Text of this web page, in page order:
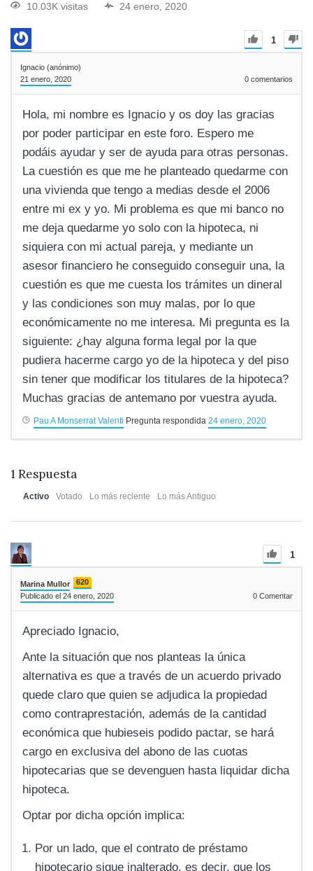
10.03K visitas 24 enero, 2020
1
Ignacio (anónimo)
21 enero, 2020
0 comentarios
Hola, mi nombre es Ignacio y os doy las gracias
por poder participar en este foro. Espero me
podáis ayudar y ser de ayuda para otras personas.
La cuestión es que me he planteado quedarme con
una vivienda que tengo a medias desde el 2006
entre mi ex y yo. Mi problema es que mi banco no
me deja quedarme yo solo con la hipoteca, ni
siquiera con mi actual pareja, y mediante un
asesor financiero he conseguido conseguir una, la
cuestión es que me cuesta los trámites un dineral
y las condiciones son muy malas, por lo que
económicamente no me interesa. Mi pregunta es la
siguiente: ¿hay alguna forma legal por la que
pudiera hacerme cargo yo de la hipoteca y del piso
sin tener que modificar los titulares de la hipoteca?
Muchas gracias de antemano por vuestra ayuda.
Pau A Monserrat Valenti Pregunta respondida 24 enero, 2020
1 Respuesta
Activo Votado Lo más reciente Lo más Antiguo
1
Marina Mullor
620
Publicado el 24 enero, 2020
0 Comentar
Apreciado Ignacio,
Ante la situación que nos planteas la única
alternativa es que a través de un acuerdo privado
quede claro que quien se adjudica la propiedad
como contraprestación, además de la cantidad
económica que hubieseis podido pactar, se hará
cargo en exclusiva del abono de las cuotas
hipotecarias que se devenguen hasta liquidar dicha
hipoteca.
Optar por dicha opción implica:
Por un lado, que el contrato de préstamo
hipotecario sigue inalterado, es decir, que los